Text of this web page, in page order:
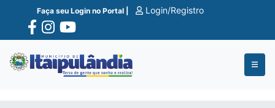
Ir para o conte�do
Ir para o fim do conte�do
Faça seu Login no Portal | Login/Registro